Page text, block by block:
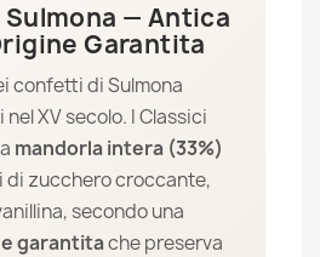
— Antica
Garantita
confetti di Sulmona
XV secolo. I Classici
mandorla intera (33%)
di zucchero croccante,
secondo una
garantitache preserva